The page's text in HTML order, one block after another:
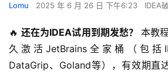
Lomu 2025 年 6 月 26 日 下午6:23 IDEA
🔥 还在为IDEA试用到期发愁？
本教
久激活JetBrains全家桶（包括
DataGrip、Goland等），有效期直